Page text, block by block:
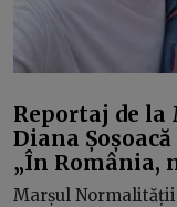
Reportaj de
Diana
„În România,
Marșul